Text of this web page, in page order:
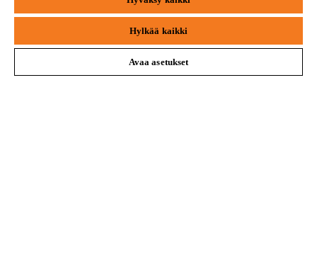
Yritys
STIHL FAQ
Hylkää kaikki
Avaa asetukset